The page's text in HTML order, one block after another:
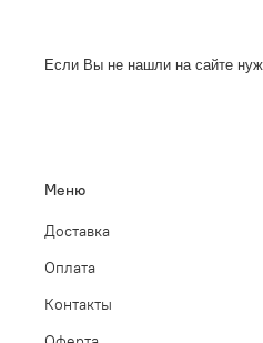
Если Вы не нашли на сайте
Меню
Доставка
Оплата
Контакты